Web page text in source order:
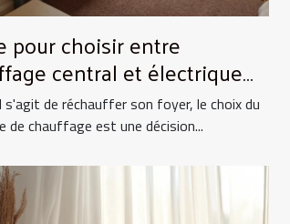
pour choisir entre
central et électrique
maison
s'agit de réchauffer son foyer, le choix du
de chauffage est une décision...